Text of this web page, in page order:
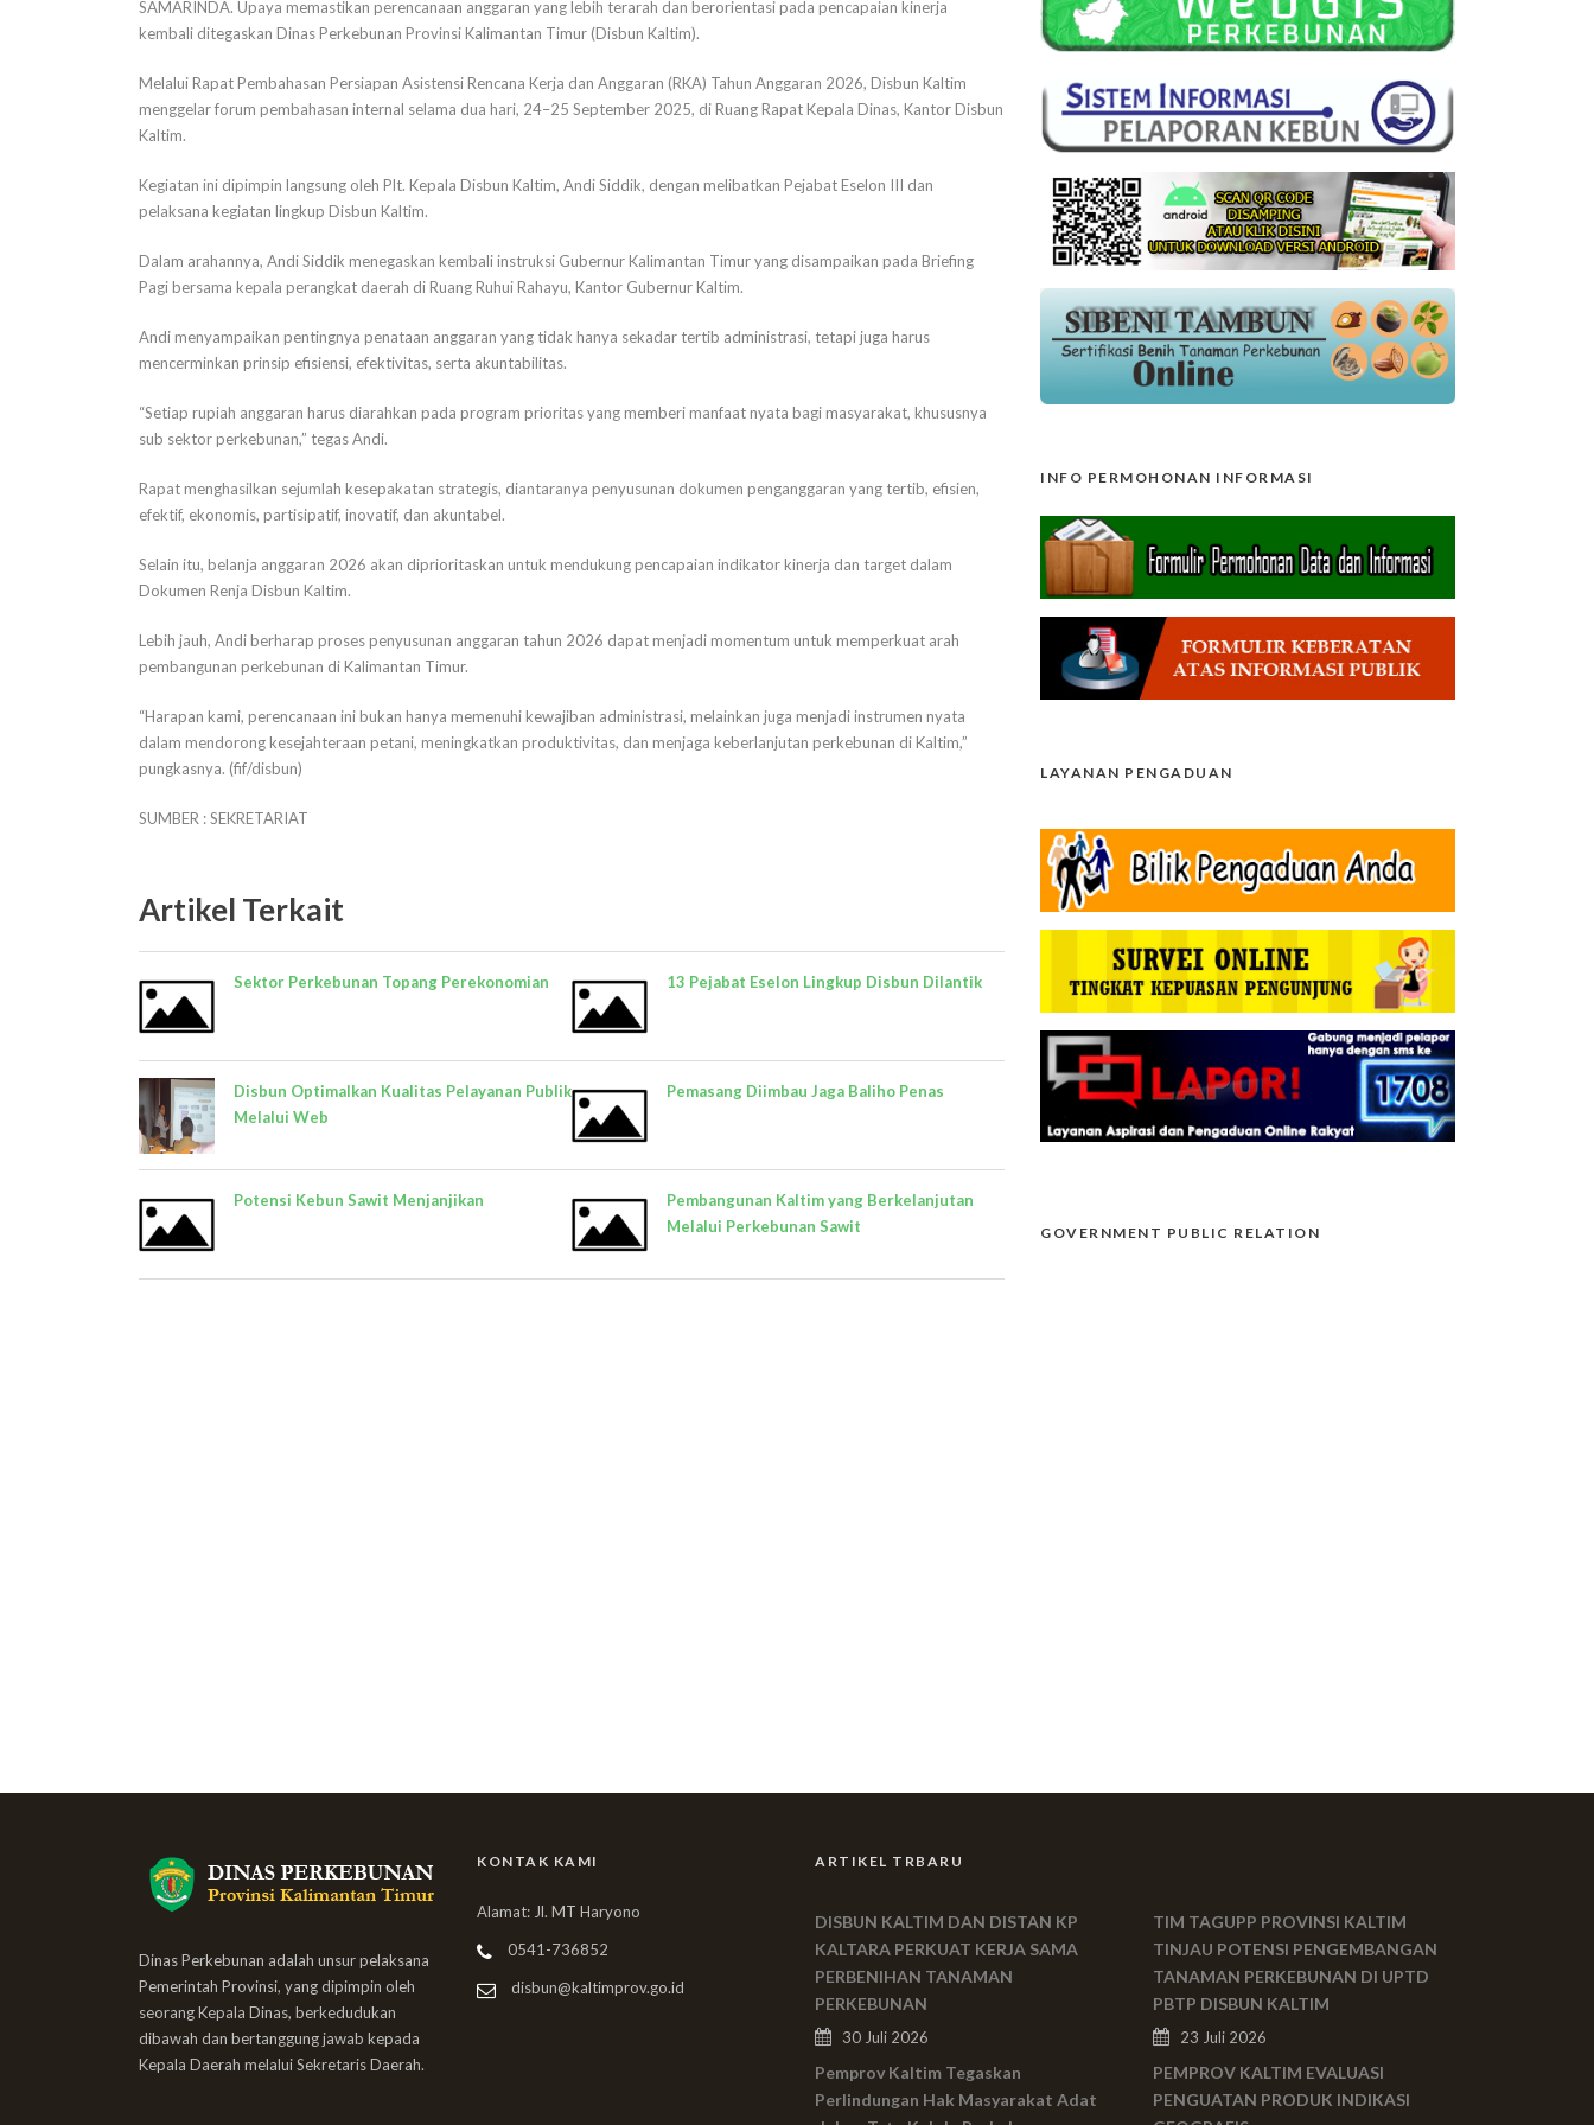
SAMARINDA. Upaya memastikan perencanaan anggaran yang lebih terarah dan berorientasi pada pencapaian kinerja
kembali ditegaskan Dinas Perkebunan Provinsi Kalimantan Timur (Disbun Kaltim).
Melalui Rapat Pembahasan Persiapan Asistensi Rencana Kerja dan Anggaran (RKA) Tahun Anggaran 2026, Disbun Kaltim
menggelar forum pembahasan internal selama dua hari, 24–25 September 2025, di Ruang Rapat Kepala Dinas, Kantor Disbun
Kaltim.
Kegiatan ini dipimpin langsung oleh Plt. Kepala Disbun Kaltim, Andi Siddik, dengan melibatkan Pejabat Eselon III dan
pelaksana kegiatan lingkup Disbun Kaltim.
Dalam arahannya, Andi Siddik menegaskan kembali instruksi Gubernur Kalimantan Timur yang disampaikan pada Briefing
Pagi bersama kepala perangkat daerah di Ruang Ruhui Rahayu, Kantor Gubernur Kaltim.
Andi menyampaikan pentingnya penataan anggaran yang tidak hanya sekadar tertib administrasi, tetapi juga harus
mencerminkan prinsip efisiensi, efektivitas, serta akuntabilitas.
“Setiap rupiah anggaran harus diarahkan pada program prioritas yang memberi manfaat nyata bagi masyarakat, khususnya
sub sektor perkebunan,” tegas Andi.
Rapat menghasilkan sejumlah kesepakatan strategis, diantaranya penyusunan dokumen penganggaran yang tertib, efisien,
efektif, ekonomis, partisipatif, inovatif, dan akuntabel.
Selain itu, belanja anggaran 2026 akan diprioritaskan untuk mendukung pencapaian indikator kinerja dan target dalam
Dokumen Renja Disbun Kaltim.
Lebih jauh, Andi berharap proses penyusunan anggaran tahun 2026 dapat menjadi momentum untuk memperkuat arah
pembangunan perkebunan di Kalimantan Timur.
“Harapan kami, perencanaan ini bukan hanya memenuhi kewajiban administrasi, melainkan juga menjadi instrumen nyata
dalam mendorong kesejahteraan petani, meningkatkan produktivitas, dan menjaga keberlanjutan perkebunan di Kaltim,”
pungkasnya. (fif/disbun)
SUMBER : SEKRETARIAT
Artikel Terkait
Sektor Perkebunan Topang Perekonomian
Disbun Optimalkan Kualitas Pelayanan Publik
Melalui Web
Potensi Kebun Sawit Menjanjikan
13 Pejabat Eselon Lingkup Disbun Dilantik
Pemasang Diimbau Jaga Baliho Penas
Pembangunan Kaltim yang Berkelanjutan
Melalui Perkebunan Sawit
INFO PERMOHONAN INFORMASI
LAYANAN PENGADUAN
GOVERNMENT PUBLIC RELATION
Dinas Perkebunan adalah unsur pelaksana
Pemerintah Provinsi, yang dipimpin oleh
seorang Kepala Dinas, berkedudukan
dibawah dan bertanggung jawab kepada
Kepala Daerah melalui Sekretaris Daerah.
KONTAK KAMI
Alamat: Jl. MT Haryono
0541-736852
disbun@kaltimprov.go.id
ARTIKEL TRBARU
DISBUN KALTIM DAN DISTAN KP
KALTARA PERKUAT KERJA SAMA
PERBENIHAN TANAMAN
PERKEBUNAN
30 Juli 2026
Pemprov Kaltim Tegaskan
Perlindungan Hak Masyarakat Adat
TIM TAGUPP PROVINSI KALTIM
TINJAU POTENSI PENGEMBANGAN
TANAMAN PERKEBUNAN DI UPTD
PBTP DISBUN KALTIM
23 Juli 2026
PEMPROV KALTIM EVALUASI
PENGUATAN PRODUK INDIKASI